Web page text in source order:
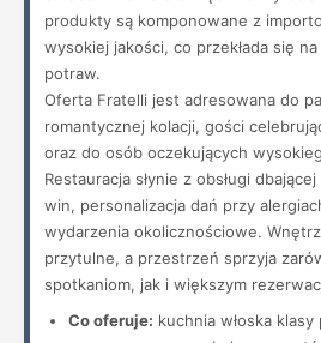
produkty są komponowane z
wysokiej jakości, co przekłada się
potraw.
Oferta Fratelli jest adresowana do
romantycznej kolacji, gości
oraz do osób oczekujących
Restauracja słynie z obsługi
win, personalizacja dań przy
wydarzenia okolicznościowe.
przytulne, a przestrzeń sprzyja
spotkaniom, jak i większym
Co oferuje: kuchnia włoska